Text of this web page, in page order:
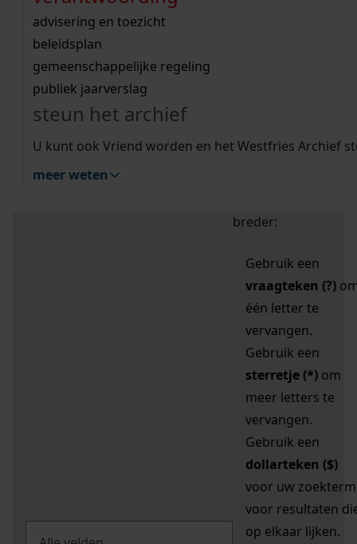
bouwvergunningen
omgevingsvergunningen
vergunningen
beeld en geluid
uitleg nodig?
Wij helpen u op weg met een aantal zoektips.
bekijk alle zoektips
Wij helpen u op weg met een aantal zoektips.
bekijk alle zoektips
bekijk ons geschiedenislokaal
advisering en toezicht
beleidsplan
gemeenschappelijke regeling
publiek jaarverslag
steun het archief
U kunt ook Vriend worden en het Westfries Archief
meer weten
zoektips
Mijn Studiezaal (inloggen)
uw zoekopdracht te
breder:
Gebruik een
vraagteken (?)
één letter te
vervangen.
Gebruik een
sterretje (*) om
meer letters te
vervangen.
Gebruik een
dollarteken ($)
voor uw zoekterm
voor resultaten
op elkaar lijken.